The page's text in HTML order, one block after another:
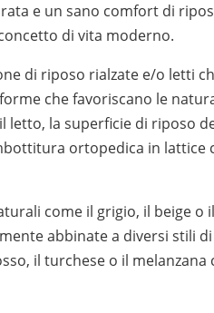
e un sano comfort di
di vita moderno.
di riposo rialzate e/o letti
che favoriscano le
letto, la superficie di riposo
ortopedica in lattice
come il grigio, il beige o
abbinate a diversi stili di
il turchese o il melanzana